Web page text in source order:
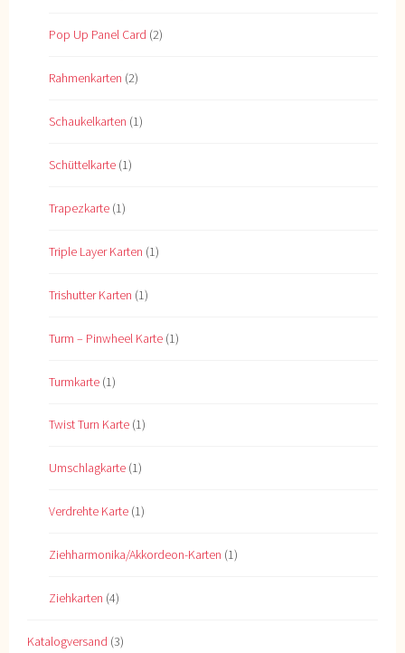
Pop Up Panel Card (2)
Rahmenkarten (2)
Schaukelkarten (1)
Schüttelkarte (1)
Trapezkarte (1)
Triple Layer Karten (1)
Trishutter Karten (1)
Turm – Pinwheel Karte (1)
Turmkarte (1)
Twist Turn Karte (1)
Umschlagkarte (1)
Verdrehte Karte (1)
Ziehharmonika/Akkordeon-Karten (1)
Ziehkarten (4)
Katalogversand (3)